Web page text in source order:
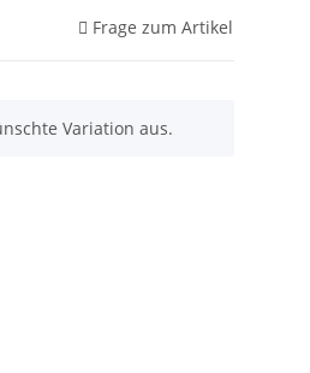
Frage zum Artikel
Variation aus.